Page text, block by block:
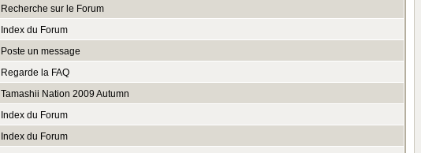
Recherche sur le Forum
Index du Forum
Poste un message
Regarde la FAQ
Tamashii Nation 2009 Autumn
Index du Forum
Index du Forum